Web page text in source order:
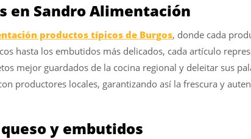
en Sandro Alimentación
productos típicos de Burgos, donde cada
hasta los embutidos más delicados, cada artículo
mejor guardados de la cocina regional y deleitar sus
productores locales, garantizando así la frescura y
y embutidos